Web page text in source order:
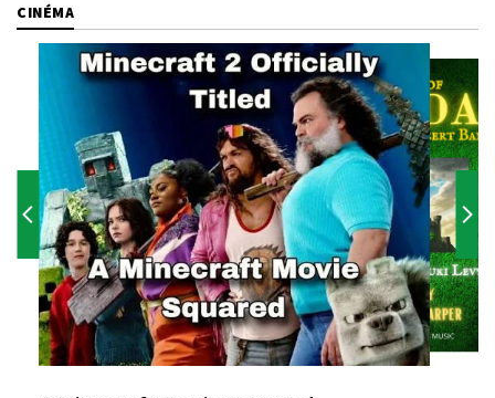
CINÉMA